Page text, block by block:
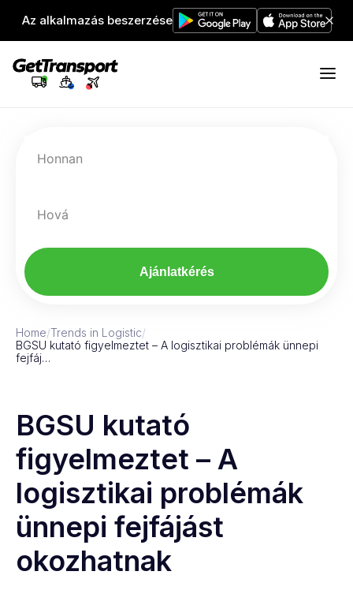
Az alkalmazás beszerzése
Honnan
Hová
Ajánlatkérés
Home/Trends in Logistic/
BGSU kutató figyelmeztet – A logisztikai problémák ünnepi
fejfáj…
BGSU kutató
figyelmeztet – A
logisztikai problémák
ünnepi fejfájást
okozhatnak